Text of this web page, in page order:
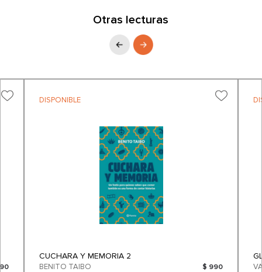
Otras lecturas
DISPONIBLE
CUCHARA Y MEMORIA 2
BENITO TAIBO $ 990